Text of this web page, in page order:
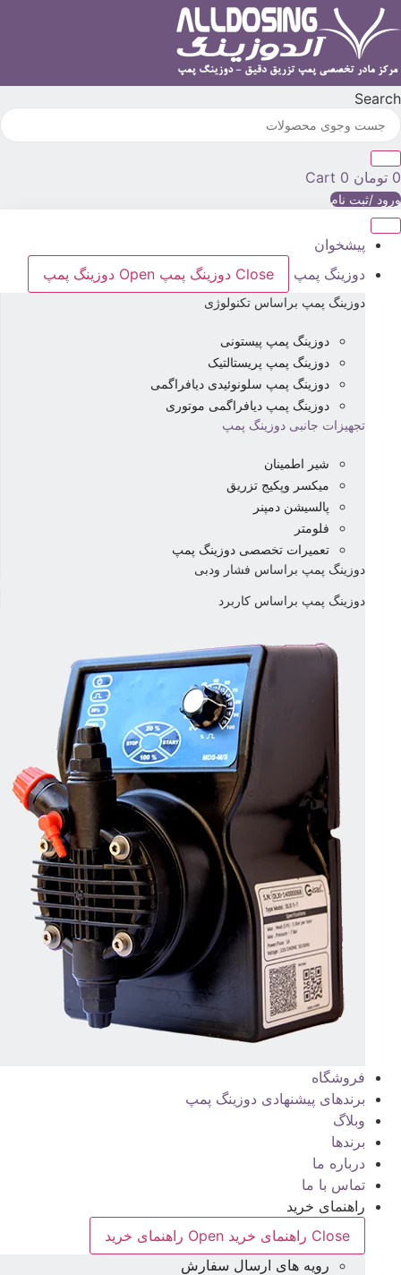
Search
0 تومان 0
Cart
ورود /ثبت نام
پیشخوان
دوزینگ پمپ
Close دوزینگ پمپ Open دوزینگ پمپ
دوزینگ پمپ براساس تکنولوژی
دوزینگ پمپ پیستونی
دوزینگ پمپ پریستالتیک
دوزینگ پمپ سلونوئیدی دیافراگمی
دوزینگ پمپ دیافراگمی موتوری
تجهیزات جانبی دوزینگ پمپ
شیر اطمینان
میکسر وپکیج تزریق
پالسیشن دمپنر
فلومتر
تعمیرات تخصصی دوزینگ پمپ
دوزینگ پمپ براساس فشار ودبی
دوزینگ پمپ براساس کاربرد
فروشگاه
برندهای پیشنهادی دوزینگ پمپ
وبلاگ
برندها
درباره ما
تماس با ما
راهنمای خرید
Close راهنمای خرید
Open راهنمای خرید
رویه های ارسال سفارش